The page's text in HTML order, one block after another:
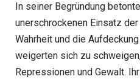
In seiner Begründung
unerschrockenen Einsatz
Wahrheit und die
weigerten sich zu
Repressionen und Gewalt.